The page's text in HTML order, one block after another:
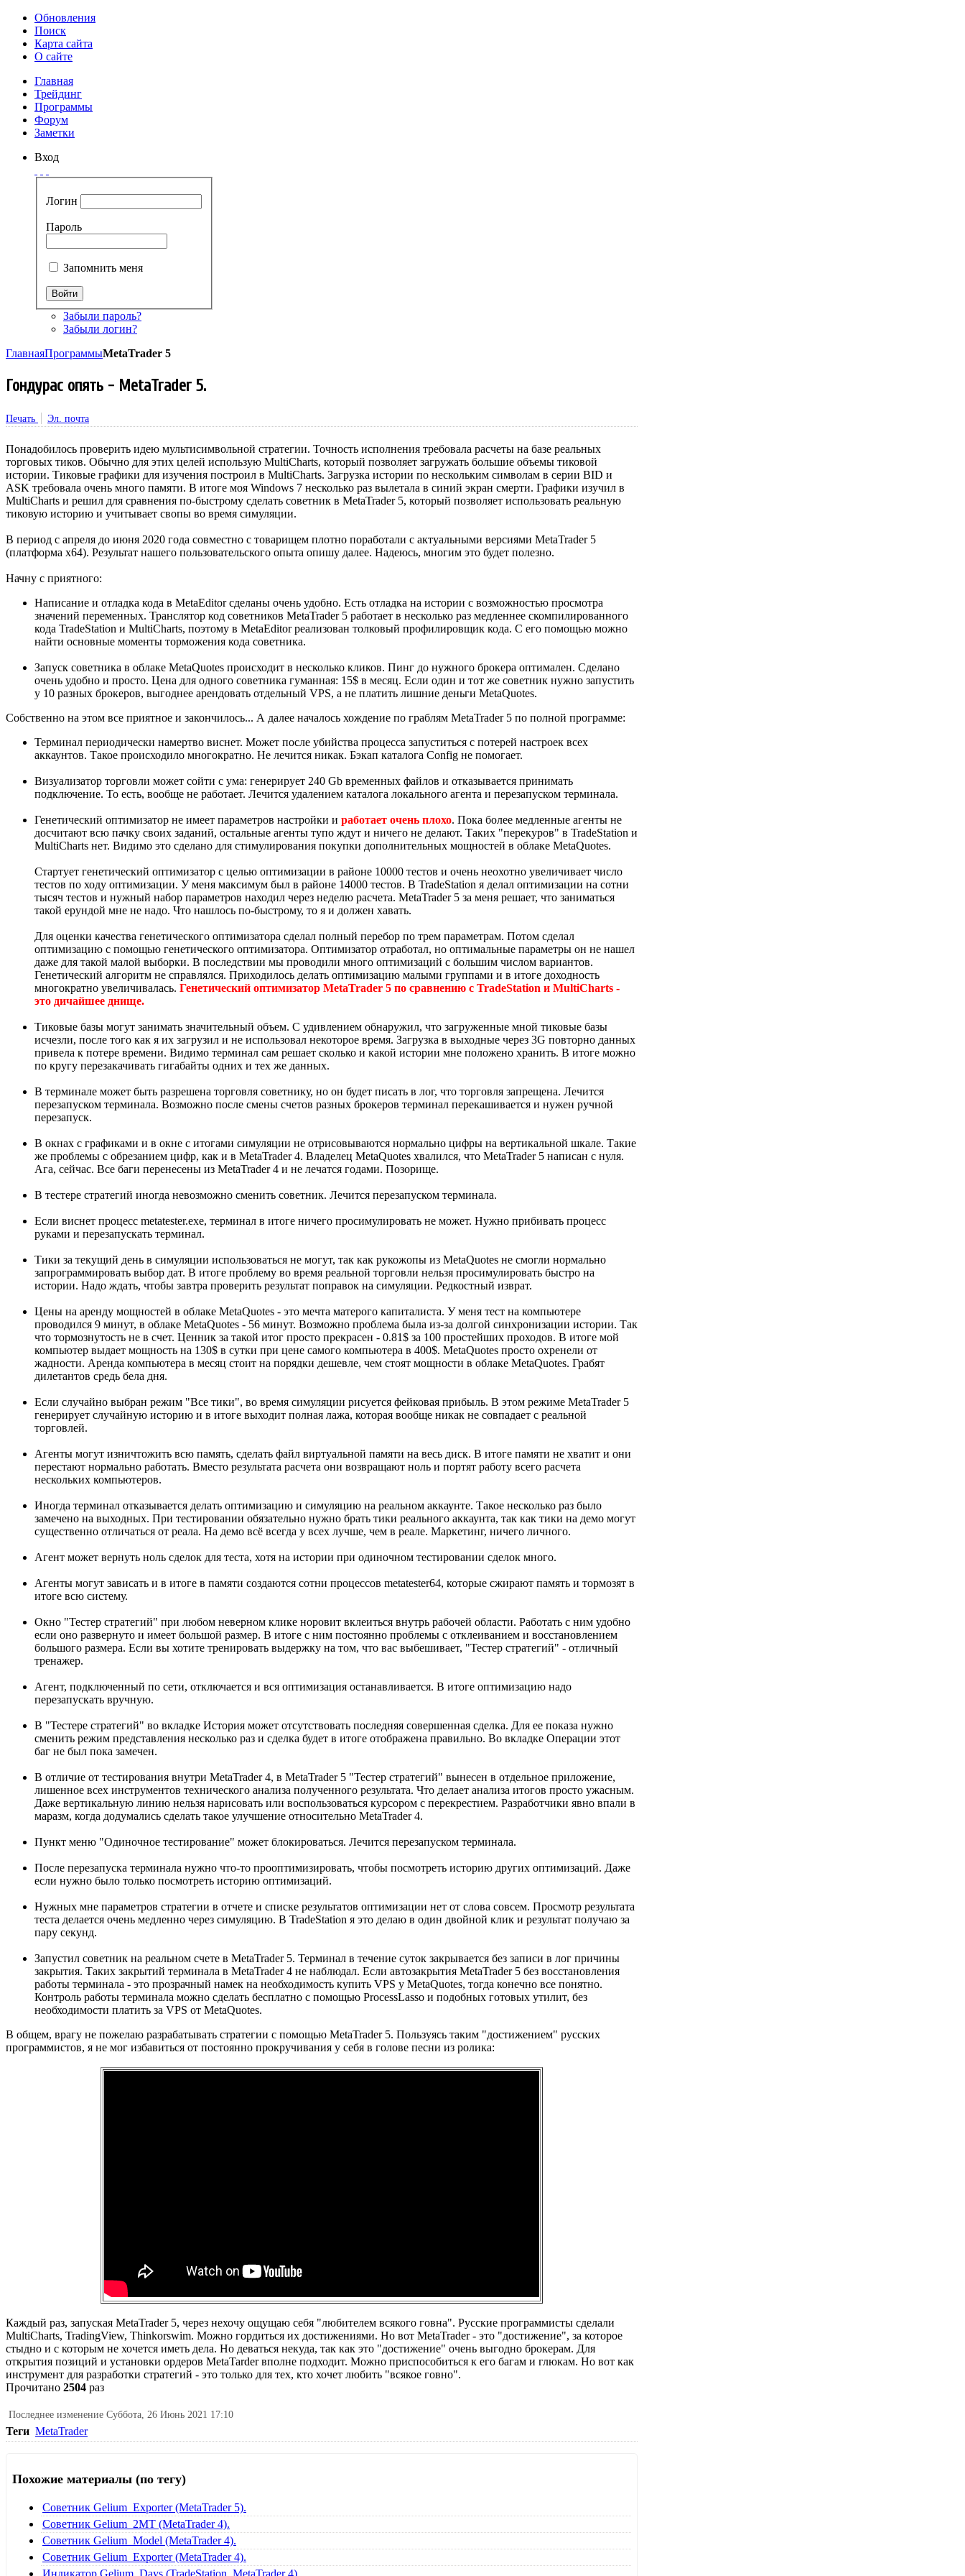
Обновления
Поиск
Карта сайта
О сайте
Главная
Трейдинг
Программы
Форум
Заметки
Вход
Логин
Пароль
Запомнить меня
Забыли пароль?
Забыли логин?
ГлавнаяПрограммыMetaTrader 5
Гондурас опять - MetaTrader 5.
Печать Эл. почта
Понадобилось проверить идею мультисимвольной стратегии. Точность исполнения требовала расчеты на базе реальных
торговых тиков. Обычно для этих целей использую MultiCharts, который позволяет загружать большие объемы тиковой
истории. Тиковые графики для изучения построил в MultiCharts. Загрузка истории по нескольким символам в серии BID и
ASK требовала очень много памяти. В итоге моя Windows 7 несколько раз вылетала в синий экран смерти. Графики изучил в
MultiCharts и решил для сравнения по-быстрому сделать советник в MetaTrader 5, который позволяет использовать реальную
тиковую историю и учитывает свопы во время симуляции.
В период с апреля до июня 2020 года совместно с товарищем плотно поработали с актуальными версиями MetaTrader 5
(платформа x64). Результат нашего пользовательского опыта опишу далее. Надеюсь, многим это будет полезно.
Начну с приятного:
Написание и отладка кода в MetaEditor сделаны очень удобно. Есть отладка на истории с возможностью просмотра
значений переменных. Транслятор код советников MetaTrader 5 работает в несколько раз медленнее скомпилированного
кода TradeStation и MultiCharts, поэтому в MetaEditor реализован толковый профилировщик кода. С его помощью можно
найти основные моменты торможения кода советника.
Запуск советника в облаке MetaQuotes происходит в несколько кликов. Пинг до нужного брокера оптимален. Сделано
очень удобно и просто. Цена для одного советника гуманная: 15$ в месяц. Если один и тот же советник нужно запустить
у 10 разных брокеров, выгоднее арендовать отдельный VPS, а не платить лишние деньги MetaQuotes.
Собственно на этом все приятное и закончилось... А далее началось хождение по граблям MetaTrader 5 по полной программе:
Терминал периодически намертво виснет. Может после убийства процесса запуститься с потерей настроек всех
аккаунтов. Такое происходило многократно. Не лечится никак. Бэкап каталога Config не помогает.
Визуализатор торговли может сойти с ума: генерирует 240 Gb временных файлов и отказывается принимать
подключение. То есть, вообще не работает. Лечится удалением каталога локального агента и перезапуском терминала.
Генетический оптимизатор не имеет параметров настройки и работает очень плохо. Пока более медленные агенты не
досчитают всю пачку своих заданий, остальные агенты тупо ждут и ничего не делают. Таких "перекуров" в TradeStation и
MultiCharts нет. Видимо это сделано для стимулирования покупки дополнительных мощностей в облаке MetaQuotes.
Стартует генетический оптимизатор с целью оптимизации в районе 10000 тестов и очень неохотно увеличивает число
тестов по ходу оптимизации. У меня максимум был в районе 14000 тестов. В TradeStation я делал оптимизации на сотни
тысяч тестов и нужный набор параметров находил через неделю расчета. MetaTrader 5 за меня решает, что заниматься
такой ерундой мне не надо. Что нашлось по-быстрому, то я и должен хавать.
Для оценки качества генетического оптимизатора сделал полный перебор по трем параметрам. Потом сделал
оптимизацию с помощью генетического оптимизатора. Оптимизатор отработал, но оптимальные параметры он не нашел
даже для такой малой выборки. В последствии мы проводили много оптимизаций с большим числом вариантов.
Генетический алгоритм не справлялся. Приходилось делать оптимизацию малыми группами и в итоге доходность
многократно увеличивалась. Генетический оптимизатор MetaTrader 5 по сравнению с TradeStation и MultiCharts -
это дичайшее днище.
Тиковые базы могут занимать значительный объем. С удивлением обнаружил, что загруженные мной тиковые базы
исчезли, после того как я их загрузил и не использовал некоторое время. Загрузка в выходные через 3G повторно данных
привела к потере времени. Видимо терминал сам решает сколько и какой истории мне положено хранить. В итоге можно
по кругу перезакачивать гигабайты одних и тех же данных.
В терминале может быть разрешена торговля советнику, но он будет писать в лог, что торговля запрещена. Лечится
перезапуском терминала. Возможно после смены счетов разных брокеров терминал перекашивается и нужен ручной
перезапуск.
В окнах с графиками и в окне с итогами симуляции не отрисовываются нормально цифры на вертикальной шкале. Такие
же проблемы с обрезанием цифр, как и в МetaTrader 4. Владелец MetaQuotes хвалился, что MetaTrader 5 написан с нуля.
Ага, сейчас. Все баги перенесены из MetaTrader 4 и не лечатся годами. Позорище.
В тестере стратегий иногда невозможно сменить советник. Лечится перезапуском терминала.
Если виснет процесс metatester.exe, терминал в итоге ничего просимулировать не может. Нужно прибивать процесс
руками и перезапускать терминал.
Тики за текущий день в симуляции использоваться не могут, так как рукожопы из MetaQuotes не смогли нормально
запрограммировать выбор дат. В итоге проблему во время реальной торговли нельзя просимулировать быстро на
истории. Надо ждать, чтобы завтра проверить результат поправок на симуляции. Редкостный изврат.
Цены на аренду мощностей в облаке MetaQuotes - это мечта матерого капиталиста. У меня тест на компьютере
проводился 9 минут, в облаке MetaQuotes - 56 минут. Возможно проблема была из-за долгой синхронизации истории. Так
что тормознутость не в счет. Ценник за такой итог просто прекрасен - 0.81$ за 100 простейших проходов. В итоге мой
компьютер выдает мощность на 130$ в сутки при цене самого компьютера в 400$. MetaQuotes просто охренели от
жадности. Аренда компьютера в месяц стоит на порядки дешевле, чем стоят мощности в облаке MetaQuotes. Грабят
дилетантов средь бела дня.
Если случайно выбран режим "Все тики", во время симуляции рисуется фейковая прибыль. В этом режиме MetaTrader 5
генерирует случайную историю и в итоге выходит полная лажа, которая вообще никак не совпадает с реальной
торговлей.
Агенты могут изничтожить всю память, сделать файл виртуальной памяти на весь диск. В итоге памяти не хватит и они
перестают нормально работать. Вместо результата расчета они возвращают ноль и портят работу всего расчета
нескольких компьютеров.
Иногда терминал отказывается делать оптимизацию и симуляцию на реальном аккаунте. Такое несколько раз было
замечено на выходных. При тестировании обязательно нужно брать тики реального аккаунта, так как тики на демо могут
существенно отличаться от реала. На демо всё всегда у всех лучше, чем в реале. Маркетинг, ничего личного.
Агент может вернуть ноль сделок для теста, хотя на истории при одиночном тестировании сделок много.
Агенты могут зависать и в итоге в памяти создаются сотни процессов metatester64, которые сжирают память и тормозят в
итоге всю систему.
Окно "Тестер стратегий" при любом неверном клике норовит вклеиться внутрь рабочей области. Работать с ним удобно
если оно развернуто и имеет большой размер. В итоге с ним постоянно проблемы с отклеиванием и восстановлением
большого размера. Если вы хотите тренировать выдержку на том, что вас выбешивает, "Тестер стратегий" - отличный
тренажер.
Агент, подключенный по сети, отключается и вся оптимизация останавливается. В итоге оптимизацию надо
перезапускать вручную.
В "Тестере стратегий" во вкладке История может отсутствовать последняя совершенная сделка. Для ее показа нужно
сменить режим представления несколько раз и сделка будет в итоге отображена правильно. Во вкладке Операции этот
баг не был пока замечен.
В отличие от тестирования внутри MetaTrader 4, в MetaTrader 5 "Тестер стратегий" вынесен в отдельное приложение,
лишенное всех инструментов технического анализа полученного результата. Что делает анализа итогов просто ужасным.
Даже вертикальную линию нельзя нарисовать или воспользоваться курсором с перекрестием. Разработчики явно впали в
маразм, когда додумались сделать такое улучшение относительно MetaTrader 4.
Пункт меню "Одиночное тестирование" может блокироваться. Лечится перезапуском терминала.
После перезапуска терминала нужно что-то прооптимизировать, чтобы посмотреть историю других оптимизаций. Даже
если нужно было только посмотреть историю оптимизаций.
Нужных мне параметров стратегии в отчете и списке результатов оптимизации нет от слова совсем. Просмотр результата
теста делается очень медленно через симуляцию. В TradeStation я это делаю в один двойной клик и результат получаю за
пару секунд.
Запустил советник на реальном счете в MetaTrader 5. Терминал в течение суток закрывается без записи в лог причины
закрытия. Таких закрытий терминала в MetaTrader 4 не наблюдал. Если автозакрытия MetaTrader 5 без восстановления
работы терминала - это прозрачный намек на необходимость купить VPS у MetaQuotes, тогда конечно все понятно.
Контроль работы терминала можно сделать бесплатно с помощью ProcessLasso и подобных готовых утилит, без
необходимости платить за VPS от MetaQuotes.
В общем, врагу не пожелаю разрабатывать стратегии с помощью MetaTrader 5. Пользуясь таким "достижением" русских
программистов, я не мог избавиться от постоянно прокручивания у себя в голове песни из ролика:
Каждый раз, запуская MetaTrader 5, через нехочу ощущаю себя "любителем всякого говна". Русские программисты сделали
MultiCharts, TradingView, Thinkorswim. Можно гордиться их достижениями. Но вот MetaTrader - это "достижение", за которое
стыдно и с которым не хочется иметь дела. Но деваться некуда, так как это "достижение" очень выгодно брокерам. Для
открытия позиций и установки ордеров MetaTarder вполне подходит. Можно приспособиться к его багам и глюкам. Но вот как
инструмент для разработки стратегий - это только для тех, кто хочет любить "всякое говно".
Прочитано 2504 раз
Последнее изменение Суббота, 26 Июнь 2021 17:10
Теги MetaTrader
Похожие материалы (по тегу)
Советник Gelium_Exporter (MetaTrader 5).
Советник Gelium_2MT (MetaTrader 4).
Советник Gelium_Model (MetaTrader 4).
Советник Gelium_Exporter (MetaTrader 4).
Индикатор Gelium_Days (TradeStation, MetaTrader 4).